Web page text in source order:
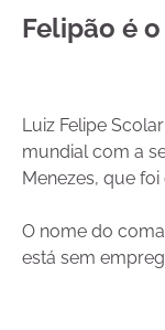
Felipão é
Luiz Felipe
mundial com a
Menezes, que
O nome do
está sem